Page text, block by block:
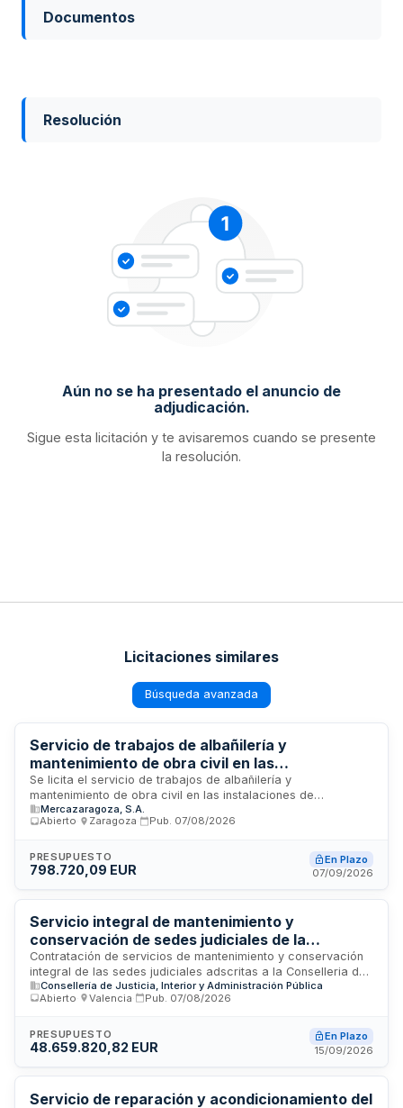
Documentos
Resolución
Aún no se ha presentado el anuncio de
adjudicación.
Sigue esta licitación y te avisaremos cuando se presente
la resolución.
Licitaciones similares
Búsqueda avanzada
Servicio de trabajos de albañilería y
mantenimiento de obra civil en las
instalaciones de Mercazaragoza
Se licita el servicio de trabajos de albañilería y
mantenimiento de obra civil en las instalaciones de
Mercazaragoza. El contrato comprende la aportación de
mano de obra, materiales, transportes, equipos y utillajes
empresa adjudicataria deberá disponer de personal
cualificado con experiencia en construcción, incluyendo de
Oficial 2ª y Peón, así como Jefe de obras y personal
administrativo. El servicio se prestará según las necesidades
del cliente con precios unitarios establecidos para diferentes
unidades de obra.
Mercazaragoza, S.A.
Abierto
Zaragoza Pub. 07/08/2026
PRESUPUESTO
798.720,09 EUR
En Plazo
07/09/2026
Servicio integral de mantenimiento y
conservación de sedes judiciales de la
Conselleria de Justicia, Transparencia y
Participación
Contratación de servicios de mantenimiento y conservación
integral de las sedes judiciales adscritas a la Conselleria de
Justicia, Transparencia y Participación. El contrato incluye la
gestión de dichas instalaciones y el suministro de repuestos
mixto que combina prestaciones de servicios con suministro
de materiales, adjudicable mediante procedimiento abierto
establecidas.
Consellería de Justicia, Interior y Administración Pública
Abierto
Valencia Pub. 07/08/2026
PRESUPUESTO
48.659.820,82 EUR
En Plazo
15/09/2026
Servicio de reparación y acondicionamiento del